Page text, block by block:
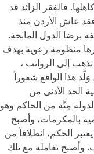
فالفقر الزائد قد
فقد عاش الأردن منذ
برضا الدول المانحة.
منظومة رعوية بهدف
إلى الرواتب ،
هذا الواقع شعوراً
الحد الأدنى من
مِنَّة من الحاكم وهو
بالمكرمات، وأصبح
الحكم، انطلاقاً من
وأصبح تعامله مع تلك